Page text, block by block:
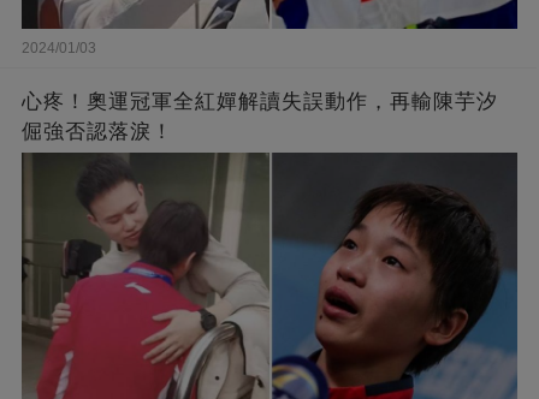
2024/01/03
心疼！奧運冠軍全紅嬋解讀失誤動作，再輸陳芋汐
倔強否認落淚！